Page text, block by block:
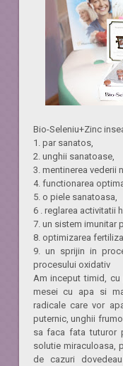
Bio-Seleniu+Zinc
1. par sanatos,
2. unghii sanatoase,
3. mentinerea vederii
4. functionarea
5. o piele sanatoasa,
6 . reglarea activitatii
7. un sistem imunitar
8. optimizarea
9. un sprijin in
procesului oxidativ
Am inceput timid, cu
mesei cu apa si
radicale care vor
puternic, unghii
sa faca fata tuturor
solutie miraculoasa,
de cazuri